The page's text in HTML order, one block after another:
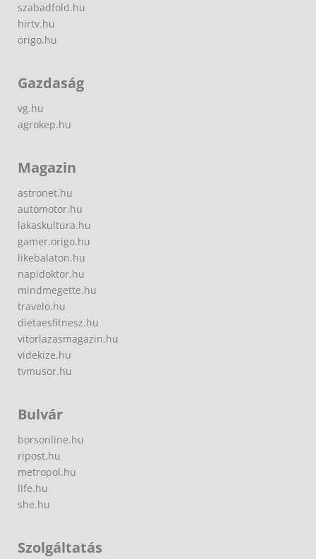
szabadfold.hu
hirtv.hu
origo.hu
Gazdaság
vg.hu
agrokep.hu
Magazin
astronet.hu
automotor.hu
lakaskultura.hu
gamer.origo.hu
likebalaton.hu
napidoktor.hu
mindmegette.hu
travelo.hu
dietaesfitnesz.hu
vitorlazasmagazin.hu
videkize.hu
tvmusor.hu
Bulvár
borsonline.hu
ripost.hu
metropol.hu
life.hu
she.hu
Szolgáltatás